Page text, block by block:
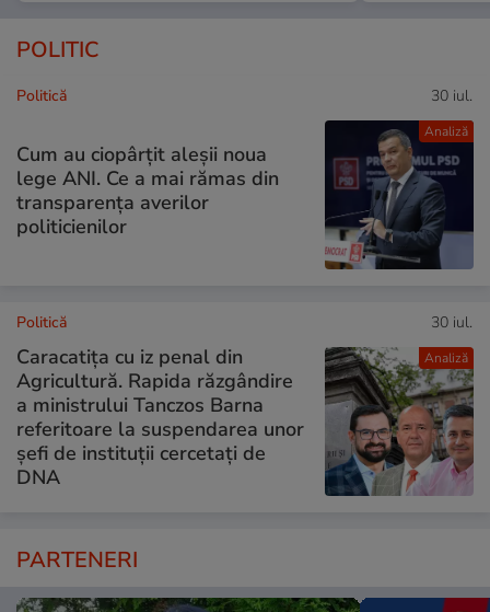
POLITIC
Analiză
Politică 30 iul.
Cum au ciopârțit aleșii noua
lege ANI. Ce a mai rămas din
transparența averilor
politicienilor
Analiză
Politică 30 iul.
Caracatița cu iz penal din
Agricultură. Rapida răzgândire
a ministrului Tanczos Barna
referitoare la suspendarea unor
șefi de instituții cercetați de
DNA
PARTENERI